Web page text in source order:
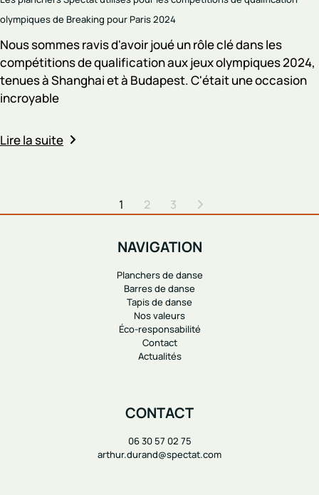
olympiques de Breaking pour Paris 2024
Nous sommes ravis d'avoir joué un rôle clé dans les
compétitions de qualification aux jeux olympiques 2024,
tenues à Shanghai et à Budapest. C'était une occasion
incroyable
Lire la suite
1 2 3
NAVIGATION
Planchers de danse
Barres de danse
Tapis de danse
Nos valeurs
Éco-responsabilité
Contact
Actualités
CONTACT
06 30 57 02 75
arthur.durand@spectat.com